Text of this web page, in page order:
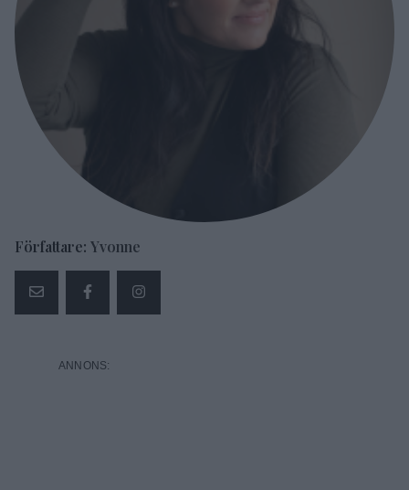
Författare: Yvonne